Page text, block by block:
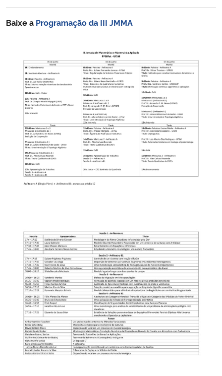
Ministério da Cidadania
Ministério de Minas e Energia
Ministério da Ciência, Tecnologia, Inovações e Comunicações
Ministério do Meio Ambiente
Ministério do Turismo
Ministério do Desenvolvimento Regional
Secretaria-Geral
Secretaria de Governo
Gabinete de Segurança Institucional
Advocacia-Geral da União
Banco Central do Brasil
Baixe a Programação da III JMMA